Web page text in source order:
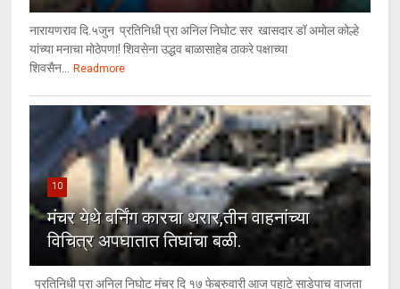
नारायणराव दि.५जुन प्रतिनिधी प्रा अनिल निघोट सर खासदार डॉ अमोल कोल्हे
यांच्या मनाचा मोठेपणा! शिवसेना उद्धव बाळासाहेब ठाकरे पक्षाच्या
शिवसैन... Readmore
10
मंचर येथे बर्निंग कारचा थरार,तीन वाहनांच्या
विचित्र अपघातात तिघांचा बळी.
प्रतिनिधी प्रा अनिल निघोट मंचर दि १७ फेब्रुवारी आज पहाटे साडेपाच वाजता